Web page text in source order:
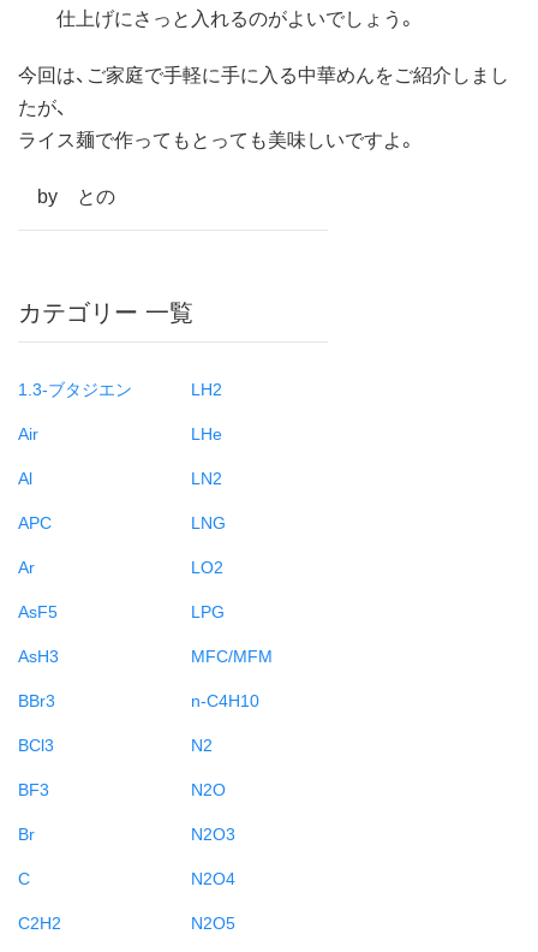
仕上げにさっと入れるのがよいでしょう。
今回は、ご家庭で手軽に手に入る中華めんをご紹介しまし
たが、
ライス麺で作ってもとっても美味しいですよ。
by との
カテゴリー 一覧
1.3-ブタジエン
Air
Al
APC
Ar
AsF5
AsH3
BBr3
BCl3
BF3
Br
C
C2H2
LH2
LHe
LN2
LNG
LO2
LPG
MFC/MFM
n-C4H10
N2
N2O
N2O3
N2O4
N2O5